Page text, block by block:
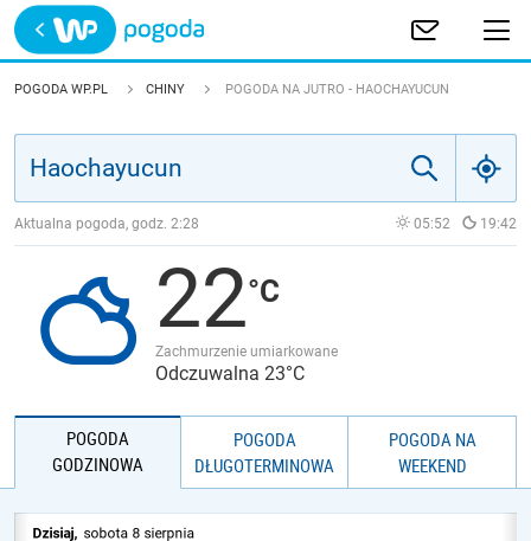
Trwa ładowanie
POLSKA
JAKOŚĆ POWIETRZA
POGODA WP.PL CHINY POGODA NA JUTRO - HAOCHAYUCUN
Aktualna pogoda, godz. 2:28 05:52 19:42
22
Zachmurzenie umiarkowane
Odczuwalna 23°C
POGODA
GODZINOWA
POGODA
DŁUGOTERMINOWA
POGODA NA
WEEKEND